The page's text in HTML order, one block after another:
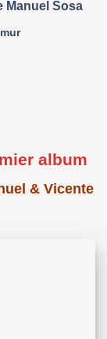
album
& Vicente